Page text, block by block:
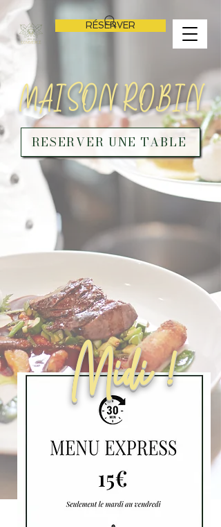
RÉSERVER
MAISON ROBIN
RESERVER UNE TABLE
Midi !